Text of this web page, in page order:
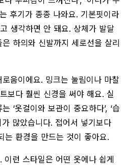
후기가 종종 나와요. 기본핏이라
생각하면 안 돼요. 상체가 발달
하의와 신발까지 세로선을 살리
움이에요. 밍크는 눌림이나 마찰
보다 훨씬 신경을 써야 해요. 실
‘옷걸이와 보관이 중요하다’, ‘습
많았습니다. 접어서 넣기보다
는 환경을 만드는 것이 좋아요.
이런 스타일은 어떤 옷에나 쉽게